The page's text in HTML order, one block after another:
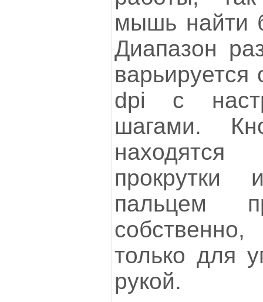
мышь найти
Диапазон
dpi с
шагами.
пальцем
только для
рукой.